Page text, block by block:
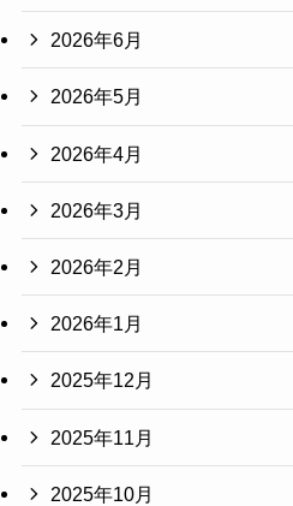
2026年6月
2026年5月
2026年4月
2026年3月
2026年2月
2026年1月
2025年12月
2025年11月
2025年10月